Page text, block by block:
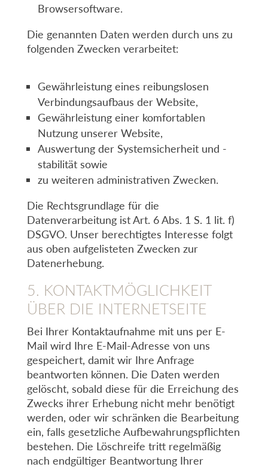
Browsersoftware.
Die genannten Daten werden durch uns zu
folgenden Zwecken verarbeitet:
Gewährleistung eines reibungslosen
Verbindungsaufbaus der Website,
Gewährleistung einer komfortablen
Nutzung unserer Website,
Auswertung der Systemsicherheit und -
stabilität sowie
zu weiteren administrativen Zwecken.
Die Rechtsgrundlage für die
Datenverarbeitung ist Art. 6 Abs. 1 S. 1 lit. f)
DSGVO. Unser berechtigtes Interesse folgt
aus oben aufgelisteten Zwecken zur
Datenerhebung.
5. KONTAKTMÖGLICHKEIT
ÜBER DIE INTERNETSEITE
Bei Ihrer Kontaktaufnahme mit uns per E-
Mail wird Ihre E-Mail-Adresse von uns
gespeichert, damit wir Ihre Anfrage
beantworten können. Die Daten werden
gelöscht, sobald diese für die Erreichung des
Zwecks ihrer Erhebung nicht mehr benötigt
werden, oder wir schränken die Bearbeitung
ein, falls gesetzliche Aufbewahrungspflichten
bestehen. Die Löschreife tritt regelmäßig
nach endgültiger Beantwortung Ihrer